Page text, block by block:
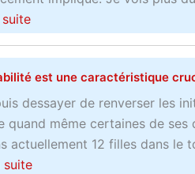
t
i
q
u
e
s
q
u
r
l
e
s
o
f
l
e
u
r
p
a
p
o
u
r
p
p
o
u
r
c
h
a
n
m
e
n
t
a
m
a
o
u
t
C
o
m
est une caractéristique
dessayer de renverser les
quand même certaines de
actuellement 12 filles dans le
suitea